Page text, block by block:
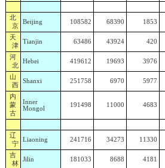
北
京
Beijing 108582 68390 1853
天
津
Tianjin 63486 43924 420
河
北
Hebei 419612 19693 3976
山
西
Shanxi 251758 6970 5977
内
蒙
古
Inner
Mongol
191498 11000 4683
辽
宁
Liaoning 241716 34273 11330
吉
林
Jilin 181033 8688 4181